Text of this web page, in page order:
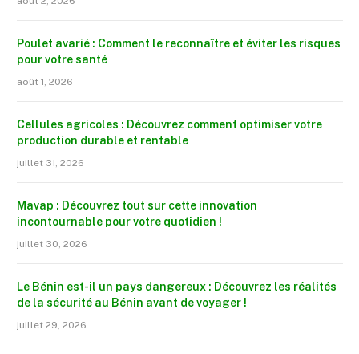
Poulet avarié : Comment le reconnaître et éviter les risques
pour votre santé
août 1, 2026
Cellules agricoles : Découvrez comment optimiser votre
production durable et rentable
juillet 31, 2026
Mavap : Découvrez tout sur cette innovation
incontournable pour votre quotidien !
juillet 30, 2026
Le Bénin est-il un pays dangereux : Découvrez les réalités
de la sécurité au Bénin avant de voyager !
juillet 29, 2026